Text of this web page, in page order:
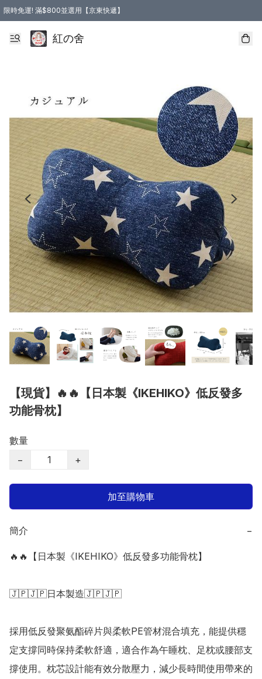
限時免運! 滿$800並選用【京東快遞】
紅の舍
【現貨】🔥🔥【日本製《IKEHIKO》低反發多
功能骨枕】
數量
−
+
加至購物車
簡介 −
🔥🔥【日本製《IKEHIKO》低反發多功能骨枕】
🇯🇵🇯🇵日本製造🇯🇵🇯🇵
採用低反發聚氨酯碎片與柔軟PE管材混合填充，能提供穩
定支撐同時保持柔軟舒適，適合作為午睡枕、足枕或腰部支
撐使用。枕芯設計能有效分散壓力，減少長時間使用帶來的